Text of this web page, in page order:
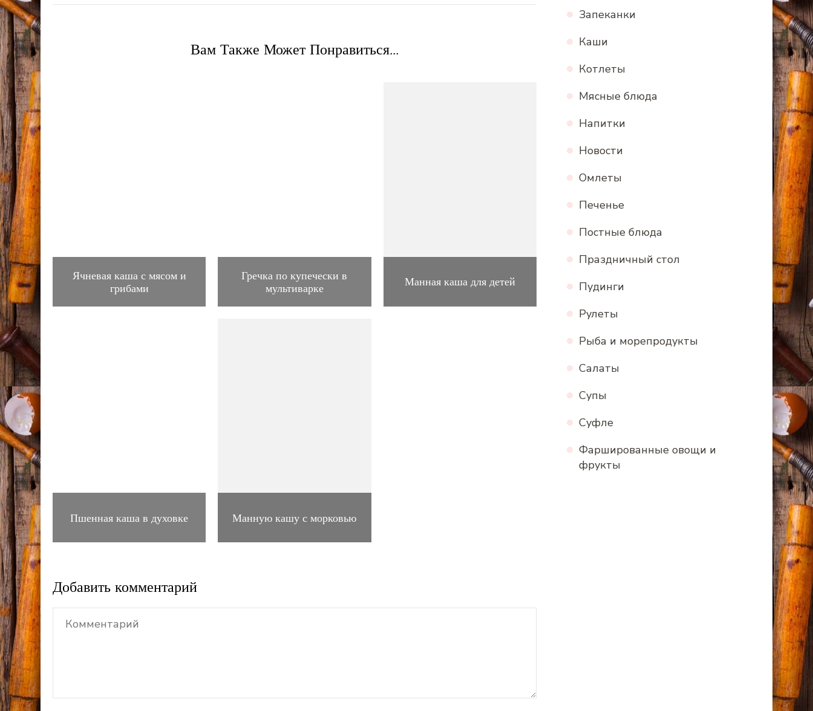
Вам Также Может Понравиться...
Ячневая каша с мясом и
грибами
Гречка по купечески в
мультиварке
Манная каша для детей
Пшенная каша в духовке Манную кашу с морковью
Добавить комментарий
Запеканки
Каши
Котлеты
Мясные блюда
Напитки
Новости
Омлеты
Печенье
Постные блюда
Праздничный стол
Пудинги
Рулеты
Рыба и морепродукты
Салаты
Супы
Суфле
Фаршированные овощи и
фрукты